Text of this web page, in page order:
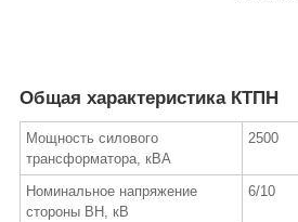
Общая характеристика КТПН
Мощность силового
трансформатора, кВА
2500
Номинальное напряжение
стороны ВН, кВ
6/10